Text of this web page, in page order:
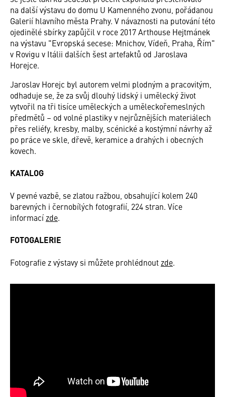
na další výstavu do domu U Kamenného zvonu, pořádanou
Galerií hlavního města Prahy. V návaznosti na putování této
ojedinělé sbírky zapůjčil v roce 2017 Arthouse Hejtmánek
na výstavu "Evropská secese: Mnichov, Vídeň, Praha, Řím"
v Rovigu v Itálii dalších šest artefaktů od Jaroslava
Horejce.
Jaroslav Horejc byl autorem velmi plodným a pracovitým,
odhaduje se, že za svůj dlouhý lidský i umělecký život
vytvořil na tři tisíce uměleckých a uměleckořemeslných
předmětů – od volné plastiky v nejrůznějších materiálech
přes reliéfy, kresby, malby, scénické a kostýmní návrhy až
po práce ve skle, dřevě, keramice a drahých i obecných
kovech.
KATALOG
V pevné vazbě, se zlatou ražbou, obsahující kolem 240
barevných i černobílých fotografií, 224 stran. Více
informací zde.
FOTOGALERIE
Fotografie z výstavy si můžete prohlédnout zde.